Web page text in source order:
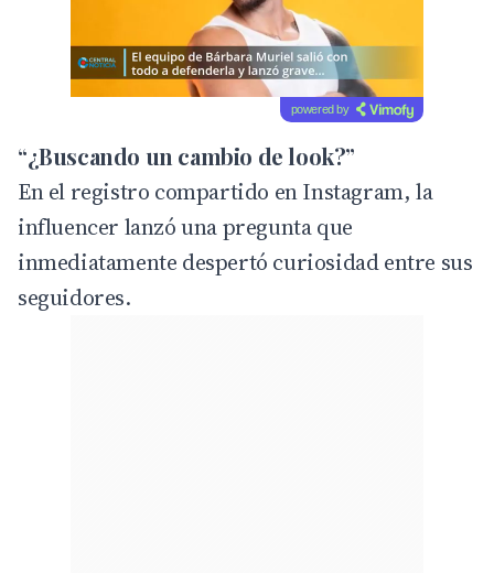
powered by
“¿Buscando un cambio de look?”
En el registro compartido en Instagram, la
influencer lanzó una pregunta que
inmediatamente despertó curiosidad entre sus
seguidores.